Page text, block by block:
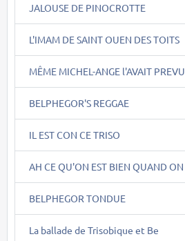
JALOUSE DE PINOCROTTE
L'IMAM DE SAINT OUEN DES TOITS
MÊME MICHEL-ANGE l'AVAIT PREVU
BELPHEGOR'S REGGAE
IL EST CON CE TRISO
AH CE QU'ON EST BIEN QUAND ON
BELPHEGOR TONDUE
La ballade de Trisobique et Be